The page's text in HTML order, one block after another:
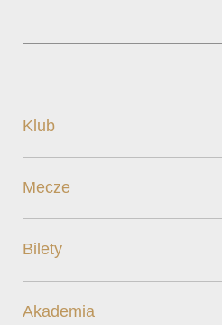
Klub
Mecze
Bilety
Akademia